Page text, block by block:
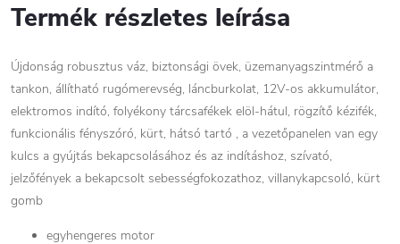
Termék részletes leírása
Újdonság robusztus váz, biztonsági övek, üzemanyagszintmérő a
tankon, állítható rugómerevség, láncburkolat, 12V-os akkumulátor,
elektromos indító, folyékony tárcsafékek elöl-hátul, rögzítő kézifék,
funkcionális fényszóró, kürt, hátsó tartó , a vezetőpanelen van egy
kulcs a gyújtás bekapcsolásához és az indításhoz, szívató,
jelzőfények a bekapcsolt sebességfokozathoz, villanykapcsoló, kürt
gomb
egyhengeres motor